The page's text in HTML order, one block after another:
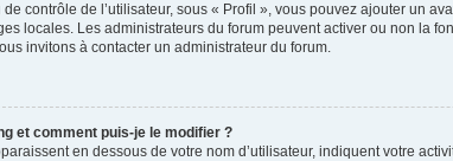
contrôle de l’utilisateur, sous « Profil », vous pouvez ajouter un
locales. Les administrateurs du forum peuvent activer ou non la
invitons à contacter un administrateur du forum.
et comment puis-je le modifier ?
en dessous de votre nom d’utilisateur, indiquent votre